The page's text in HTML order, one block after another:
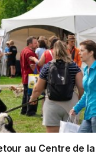
au Centre de la